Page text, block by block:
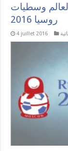
وسطيات
روسيا 2016
4 juillet 2016